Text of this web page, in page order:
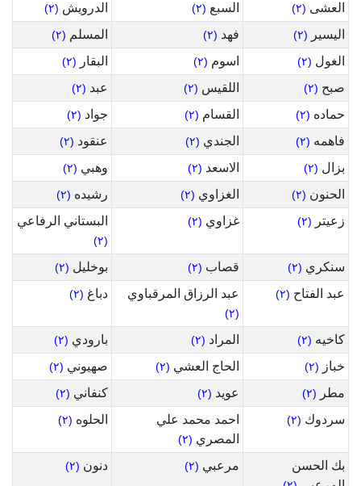
العشى (٢) السبع (٢) الدرويش (٢)
اليسير (٢) فهد (٢) المسلم (٢)
الغول (٢) اسوم (٢) البقار (٢)
صبح (٢) اللقيس (٢) عبد (٢)
حماده (٢) القسام (٢) جواد (٢)
فاهمه (٢) الجندي (٢) عنقود (٢)
بزال (٢) الاسعد (٢) وهبي (٢)
الحنون (٢) الغزاوي (٢) رشيده (٢)
زعيتر (٢) غزاوي (٢) البستاني الرفاعي
(٢)
سنكري (٢) قصاب (٢) بوخليل (٢)
عبد الفتاح (٢) عبد الرزاق المرقباوي
(٢)
دباغ (٢)
كاخيه (٢) المراد (٢) بارودي (٢)
خباز (٢) الحاج العشي (٢) صهيوني (٢)
مطر (٢) عويد (٢) كنفاني (٢)
سردوك (٢)
احمد محمد علي
المصري (٢)
الحلوه (٢)
بك الحسن
مرعبي (٢) دنون (٢)